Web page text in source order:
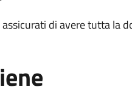
assicurati di avere tutta la